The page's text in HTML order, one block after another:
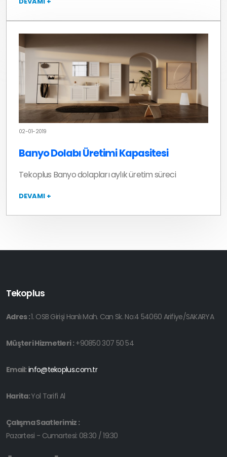
02-01-2019
Banyo Dolabı Üretimi Kapasitesi
Tekoplus Banyo dolapları aylık üretim süreci
DEVAMI +
Tekoplus
Adres :1. OSB Girişi Hanlı Mah. Can Sk. No:4 54060 Arifiye/SAKARYA
Müşteri Hizmetleri : +90850 307 50 54
Email: info@tekoplus.com.tr
Harita:Yol Tarifi Al
Çalışma Saatlerimiz :
Pazartesi - Cumartesi: 08:30 / 19:30